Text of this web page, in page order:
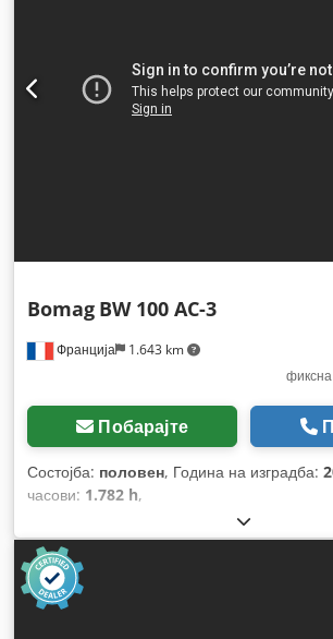
Франција 1.643 km
Bomag BW 100 AC-3
Побарајте
Состојба: половен, Година на изградба:
часови: 1.782 h,